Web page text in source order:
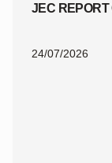
JEC REPORT
24/07/2026